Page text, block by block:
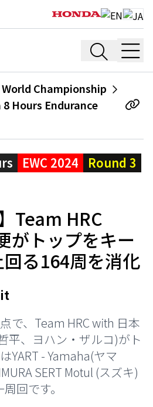
Championship
Hours Endurance
EWC 2024
Round 3
Team HRC
がトップをキー
る164周を消化
で、Team HRC with 日本
平、ヨハン・ザルコ)がト
YART - Yamaha(ヤマ
SERT Motul (スズキ)
回です。